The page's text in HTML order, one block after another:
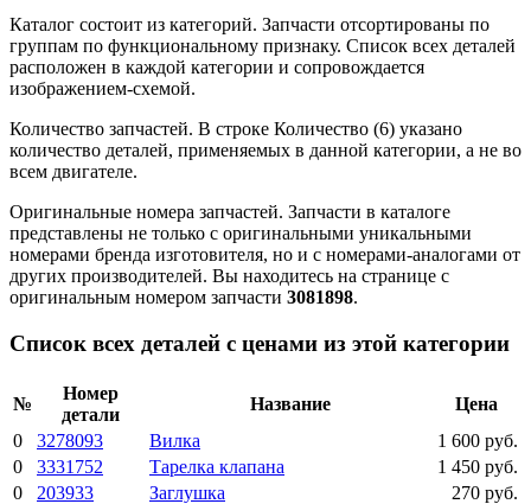
Каталог состоит из категорий. Запчасти отсортированы по
группам по функциональному признаку. Список всех деталей
расположен в каждой категории и сопровождается
изображением-схемой.
Количество запчастей. В строке Количество (6) указано
количество деталей, применяемых в данной категории, а не во
всем двигателе.
Оригинальные номера запчастей. Запчасти в каталоге
представлены не только с оригинальными уникальными
номерами бренда изготовителя, но и с номерами-аналогами от
других производителей. Вы находитесь на странице с
оригинальным номером запчасти 3081898.
Список всех деталей с ценами из этой категории
№
Номер
детали
Название
Цена
0
3278093 Вилка
1 600 руб.
0
3331752 Тарелка клапана
1 450 руб.
0
203933 Заглушка
270 руб.